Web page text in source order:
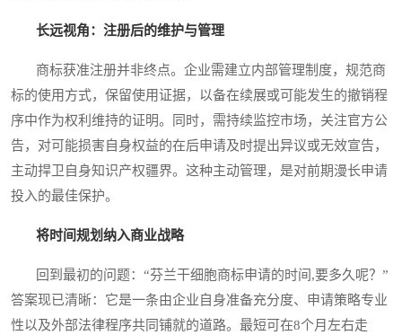
长远视角：注册后的维护与管理
商标获准注册并非终点。企业需建立内部管理制度，规范商
标的使用方式，保留使用证据，以备在续展或可能发生的撤销程
序中作为权利维持的证明。同时，需持续监控市场，关注官方公
告，对可能损害自身权益的在后申请及时提出异议或无效宣告，
主动捍卫自身知识产权疆界。这种主动管理，是对前期漫长申请
投入的最佳保护。
将时间规划纳入商业战略
回到最初的问题：“芬兰干细胞商标申请的时间,要多久呢？”
答案现已清晰：它是一条由企业自身准备充分度、申请策略专业
性以及外部法律程序共同铺就的道路。最短可在8个月左右走